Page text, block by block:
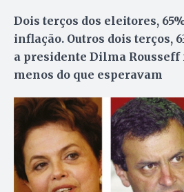
Dois terços dos eleitores,
inflação. Outros dois terços,
a presidente Dilma Rousseff
menos do que esperavam